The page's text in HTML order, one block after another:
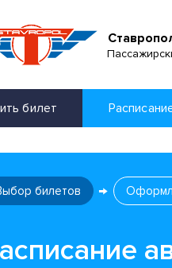
билет
билетов